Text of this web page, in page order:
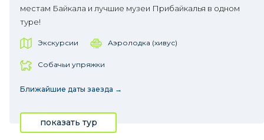
местам Байкала и лучшие музеи Прибайкалья в одном
туре!
Экскурсии Аэролодка (хивус)
Собачьи упряжки
Ближайшие даты заезда →
показать тур